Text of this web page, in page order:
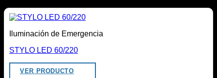
Iluminación de Emergencia
STYLO LED 60/220
VER PRODUCTO